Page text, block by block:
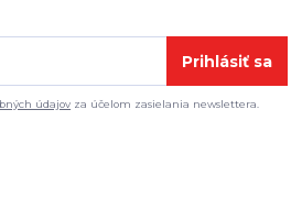
Prihlásiť sa
údajov za účelom zasielania newslettera.